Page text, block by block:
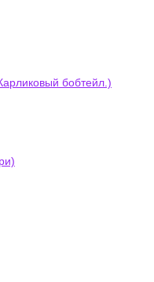
бобтейл.)